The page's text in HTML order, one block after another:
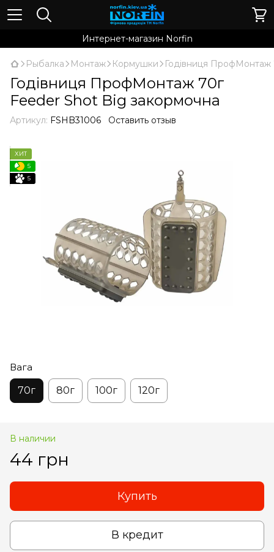
Интернет-магазин Norfin
Рыбалка Монтаж Кормушки Годівниця ПрофМонтаж
Годівниця ПрофМонтаж 70г
Feeder Shot Big закормочна
Артикул: FSHB31006 Оставить отзыв
ХИТ
5
5
Вага
70г
80г 100г 120г
В наличии
44 грн
Купить
В кредит